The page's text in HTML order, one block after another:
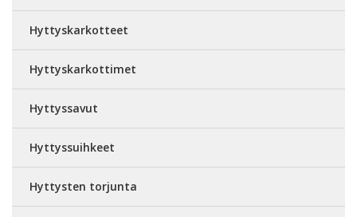
Hyttyskarkotteet
Hyttyskarkottimet
Hyttyssavut
Hyttyssuihkeet
Hyttysten torjunta